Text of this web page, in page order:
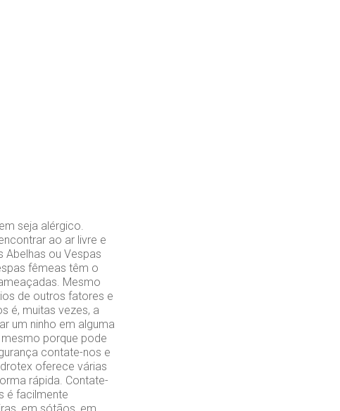
seja alérgico.
ao ar livre e
Abelhas ou Vespas
fêmeas têm o
Mesmo
de outros fatores e
é, muitas vezes, a
um ninho em alguma
porque pode
contate-nos e
oferece várias
rápida. Contate-
é facilmente
em sótãos, em